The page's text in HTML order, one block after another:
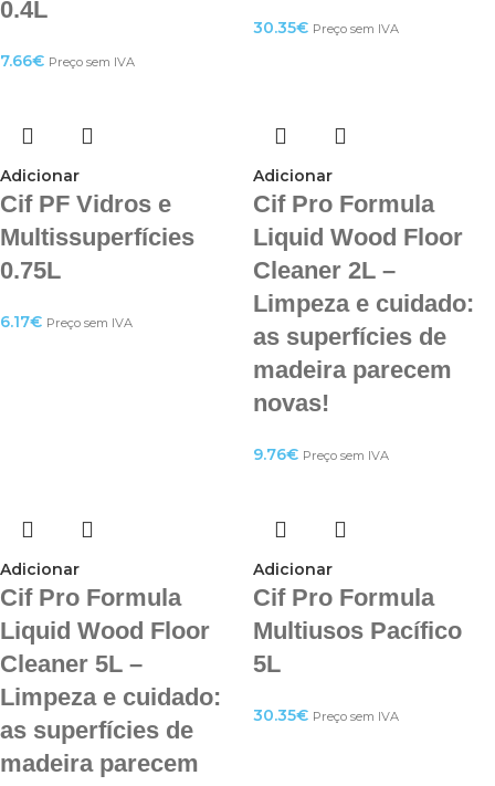
0.4L
7.66€ Preço sem IVA
30.35€ Preço sem IVA
Adicionar
Cif PF Vidros e
Multissuperfícies
0.75L
6.17€ Preço sem IVA
Adicionar
Cif Pro Formula
Liquid Wood Floor
Cleaner 2L –
Limpeza e cuidado:
as superfícies de
madeira parecem
novas!
9.76€ Preço sem IVA
Adicionar
Cif Pro Formula
Liquid Wood Floor
Cleaner 5L –
Limpeza e cuidado:
as superfícies de
madeira parecem
Adicionar
Cif Pro Formula
Multiusos Pacífico
5L
30.35€ Preço sem IVA